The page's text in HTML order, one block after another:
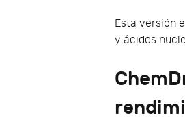
Esta versión
y ácidos